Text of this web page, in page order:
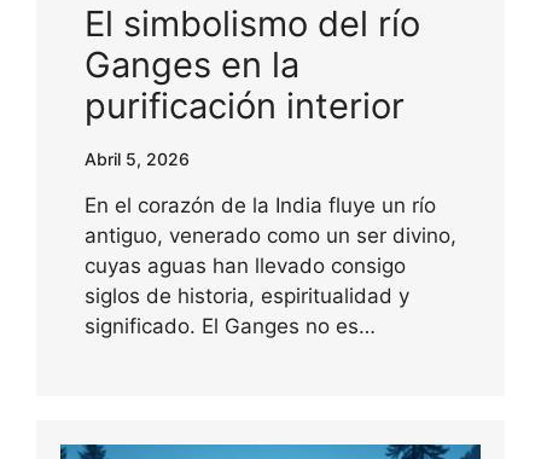
El simbolismo del río
Ganges en la
purificación interior
Abril 5, 2026
En el corazón de la India fluye un río
antiguo, venerado como un ser divino,
cuyas aguas han llevado consigo
siglos de historia, espiritualidad y
significado. El Ganges no es…